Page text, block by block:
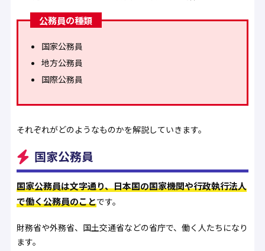
公務員の種類
国家公務員
地方公務員
国際公務員
それぞれがどのようなものかを解説していきます。
国家公務員
国家公務員は文字通り、日本国の国家機関や行政執行法人
で働く公務員のことです。
財務省や外務省、国土交通省などの省庁で、働く人たちになり
ます。